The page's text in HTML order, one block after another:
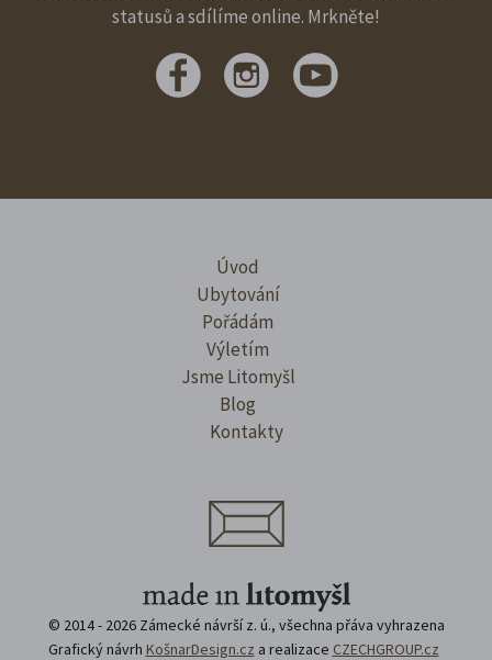
statusů a sdílíme online. Mrkněte!
Úvod
Ubytování
Pořádám
Výletím
Jsme Litomyšl
Blog
Kontakty
© 2014 - 2026 Zámecké návrší z. ú., všechna přáva vyhrazena
Grafický návrh KošnarDesign.cz a realizace CZECHGROUP.cz